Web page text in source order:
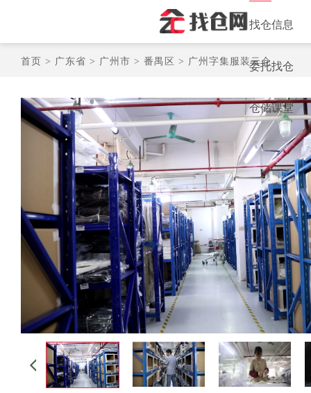
找仓信息
委托找仓
仓储课堂
首页 > 广东省 > 广州市 > 番禺区 > 广州字集服装云仓